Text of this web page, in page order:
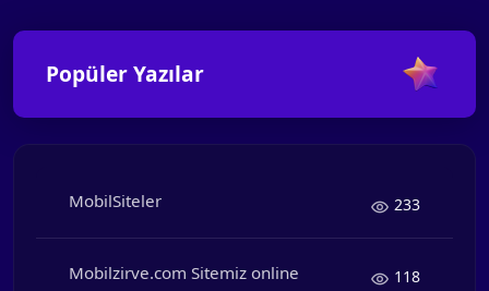
Popüler Yazılar
MobilSiteler 233
Mobilzirve.com Sitemiz online 118